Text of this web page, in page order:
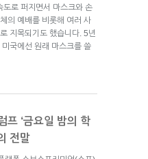
도로 퍼지면서 마스크와 손
의 예배를 비롯해 여러 사
지목되기도 했습니다. 5년
국에선 원래 마스크를 쓸
프 ‘금요일 밤의 학
전말